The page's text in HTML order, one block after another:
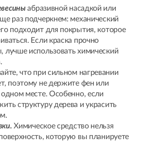
абразивной насадкой или
раз подчеркнем: механический
подходит для покрытия, которое
Если краска прочно
лучше использовать химический
что при сильном нагревании
поэтому не держите фен или
одном месте. Особенно, если
структуру дерева и украсить
Химическое средство нельзя
которую вы планируете